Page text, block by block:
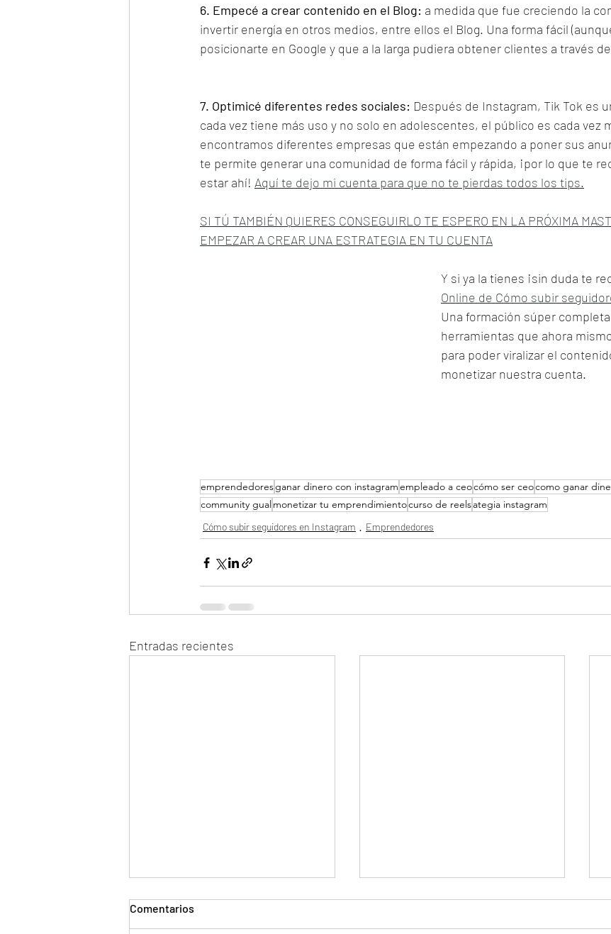
6. Empecé a crear contenido en el Blog: a medida que fue creciendo la
invertir energía en otros medios, entre ellos el Blog. Una forma fácil
posicionarte en Google y que a la larga pudiera obtener clientes a través
7. Optimicé diferentes redes sociales: Después de Instagram, Tik Tok es
cada vez tiene más uso y no solo en adolescentes, el público es cada vez
encontramos diferentes empresas que están empezando a poner sus
te permite generar una comunidad de forma fácil y rápida, ¡por lo que te
estar ahí! Aquí te dejo mi cuenta para que no te pierdas todos los tips.
SI TÚ TAMBIÉN QUIERES CONSEGUIRLO TE ESPERO EN LA PRÓXIMA
EMPEZAR A CREAR UNA ESTRATEGIA EN TU CUENTA
Y si ya la tienes ¡sin duda te
Online de Cómo subir
Una formación súper
herramientas que ahora
para poder viralizar el
monetizar nuestra cuenta.
emprendedoresganar dinero con instagramempleado a ceocómo ser ceocomo ganar
community gual monetizar tu emprendimientocurso de reelsategia instagram
Cómo subir seguidores en Instagram Emprendedores
Entradas recientes
Comentarios